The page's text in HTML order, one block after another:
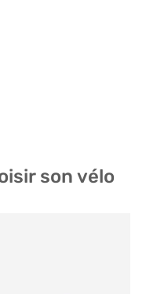
son vélo